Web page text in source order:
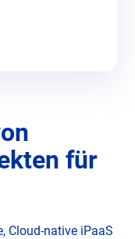
für
Cloud-native iPaaS